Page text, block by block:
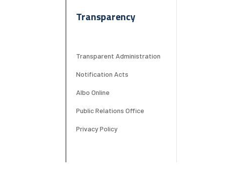
Transparency
Transparent Administration
Notification Acts
Albo Online
Public Relations Office
Privacy Policy